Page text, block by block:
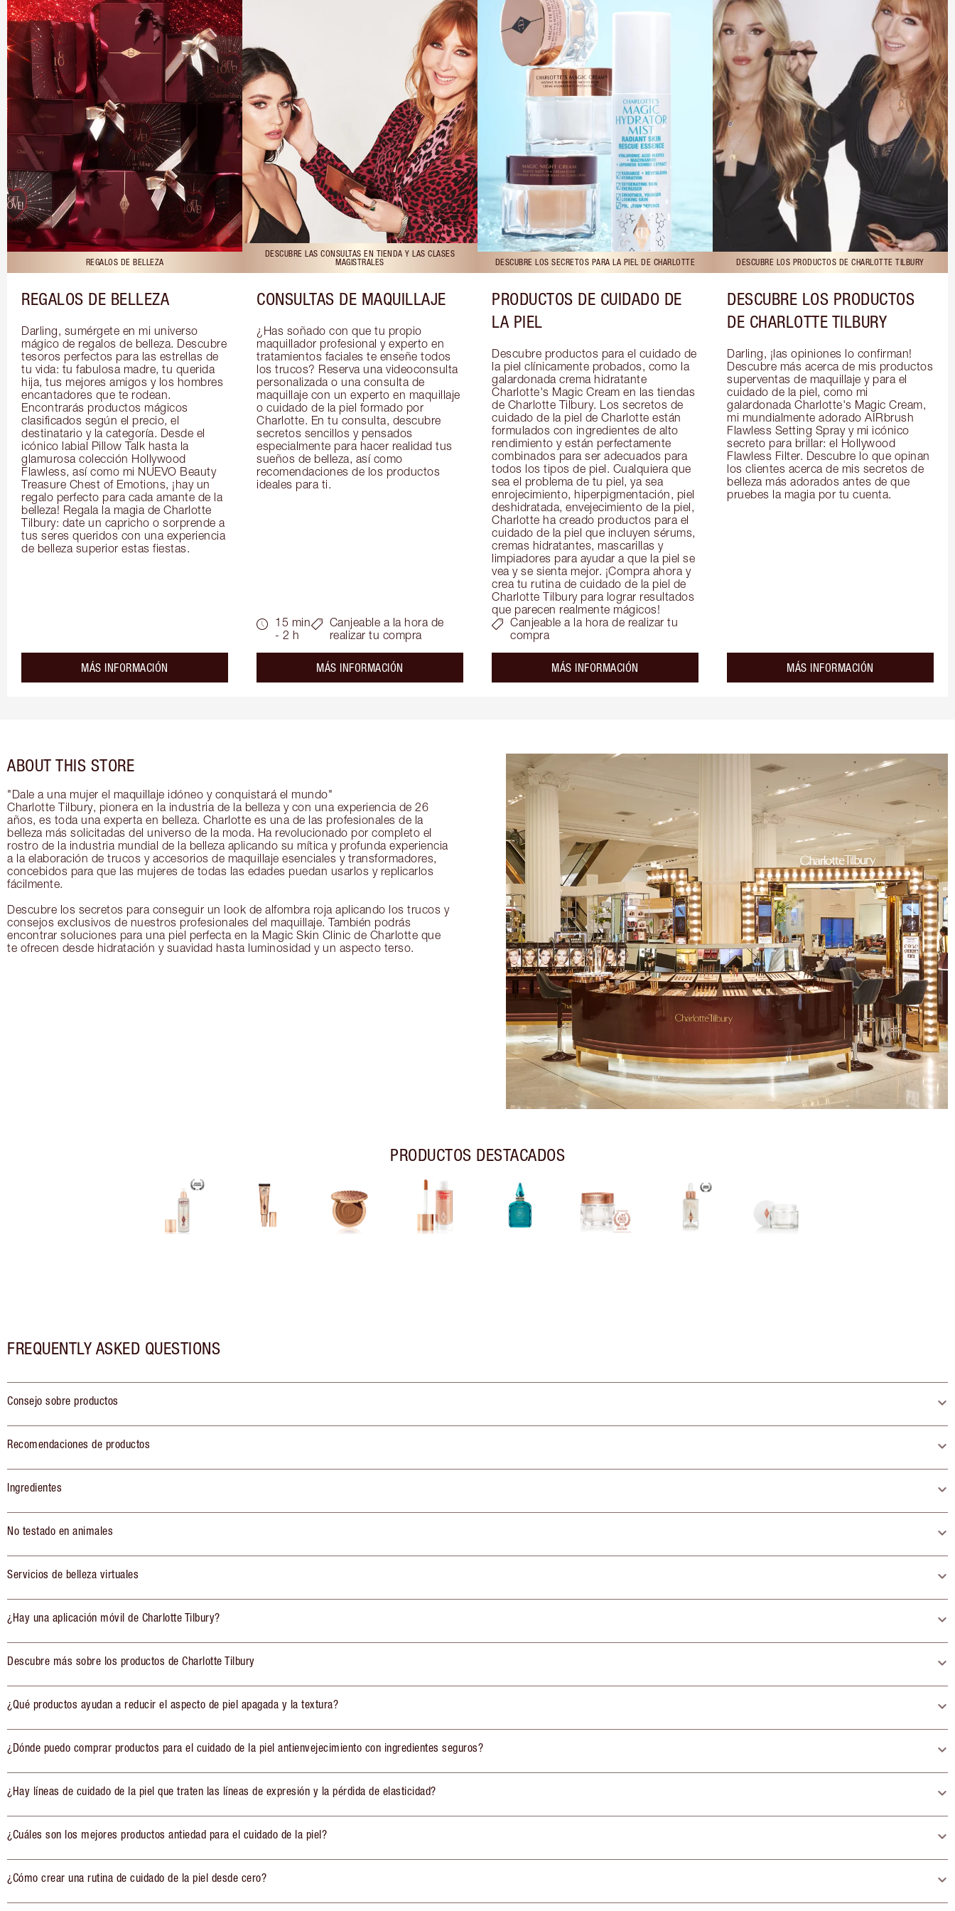
REGALOS DE BELLEZA
REGALOS DE BELLEZA
Darling, sumérgete en mi universo
mágico de regalos de belleza. Descubre
tesoros perfectos para las estrellas de
tu vida: tu fabulosa madre, tu querida
hija, tus mejores amigos y los hombres
encantadores que te rodean.
Encontrarás productos mágicos
clasificados según el precio, el
destinatario y la categoría. Desde el
icónico labial Pillow Talk hasta la
glamurosa colección Hollywood
Flawless, así como mi NUEVO Beauty
Treasure Chest of Emotions, ¡hay un
regalo perfecto para cada amante de la
belleza! Regala la magia de Charlotte
Tilbury: date un capricho o sorprende a
tus seres queridos con una experiencia
de belleza superior estas fiestas.
MÁS INFORMACIÓN
DESCUBRE LAS CONSULTAS EN TIENDA Y LAS CLASES
MAGISTRALES
CONSULTAS DE MAQUILLAJE
¿Has soñado con que tu propio
maquillador profesional y experto en
tratamientos faciales te enseñe todos
los trucos? Reserva una videoconsulta
personalizada o una consulta de
maquillaje con un experto en maquillaje
o cuidado de la piel formado por
Charlotte. En tu consulta, descubre
secretos sencillos y pensados
especialmente para hacer realidad tus
sueños de belleza, así como
recomendaciones de los productos
ideales para ti.
15 min
- 2 h
Canjeable a la hora de
realizar tu compra
MÁS INFORMACIÓN
DESCUBRE LOS SECRETOS PARA LA PIEL DE CHARLOTTE
PRODUCTOS DE CUIDADO DE
LA PIEL
Descubre productos para el cuidado de
la piel clínicamente probados, como la
galardonada crema hidratante
Charlotte's Magic Cream en las tiendas
de Charlotte Tilbury. Los secretos de
cuidado de la piel de Charlotte están
formulados con ingredientes de alto
rendimiento y están perfectamente
combinados para ser adecuados para
todos los tipos de piel. Cualquiera que
sea el problema de tu piel, ya sea
enrojecimiento, hiperpigmentación, piel
deshidratada, envejecimiento de la piel,
Charlotte ha creado productos para el
cuidado de la piel que incluyen sérums,
cremas hidratantes, mascarillas y
limpiadores para ayudar a que la piel se
vea y se sienta mejor. ¡Compra ahora y
crea tu rutina de cuidado de la piel de
Charlotte Tilbury para lograr resultados
que parecen realmente mágicos!
Canjeable a la hora de realizar tu
compra
MÁS INFORMACIÓN
DESCUBRE LOS PRODUCTOS DE CHARLOTTE TILBURY
DESCUBRE LOS PRODUCTOS
DE CHARLOTTE TILBURY
Darling, ¡las opiniones lo confirman!
Descubre más acerca de mis productos
superventas de maquillaje y para el
cuidado de la piel, como mi
galardonada Charlotte's Magic Cream,
mi mundialmente adorado AIRbrush
Flawless Setting Spray y mi icónico
secreto para brillar: el Hollywood
Flawless Filter. Descubre lo que opinan
los clientes acerca de mis secretos de
belleza más adorados antes de que
pruebes la magia por tu cuenta.
MÁS INFORMACIÓN
ABOUT THIS STORE
"Dale a una mujer el maquillaje idóneo y conquistará el mundo"
Charlotte Tilbury, pionera en la industria de la belleza y con una experiencia de 26
años, es toda una experta en belleza. Charlotte es una de las profesionales de la
belleza más solicitadas del universo de la moda. Ha revolucionado por completo el
rostro de la industria mundial de la belleza aplicando su mítica y profunda experiencia
a la elaboración de trucos y accesorios de maquillaje esenciales y transformadores,
concebidos para que las mujeres de todas las edades puedan usarlos y replicarlos
fácilmente.
Descubre los secretos para conseguir un look de alfombra roja aplicando los trucos y
consejos exclusivos de nuestros profesionales del maquillaje. También podrás
encontrar soluciones para una piel perfecta en la Magic Skin Clinic de Charlotte que
te ofrecen desde hidratación y suavidad hasta luminosidad y un aspecto terso.
PRODUCTOS DESTACADOS
FREQUENTLY ASKED QUESTIONS
Consejo sobre productos
Recomendaciones de productos
Ingredientes
No testado en animales
Servicios de belleza virtuales
¿Hay una aplicación móvil de Charlotte Tilbury?
Descubre más sobre los productos de Charlotte Tilbury
¿Qué productos ayudan a reducir el aspecto de piel apagada y la textura?
¿Dónde puedo comprar productos para el cuidado de la piel antienvejecimiento con ingredientes seguros?
¿Hay líneas de cuidado de la piel que traten las líneas de expresión y la pérdida de elasticidad?
¿Cuáles son los mejores productos antiedad para el cuidado de la piel?
¿Cómo crear una rutina de cuidado de la piel desde cero?